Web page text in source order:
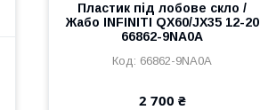
Пластик під лобове скло /
Жабо INFINITI QX60/JX35 12-20
66862-9NA0A
66862-9NA0A
2 700 ₴